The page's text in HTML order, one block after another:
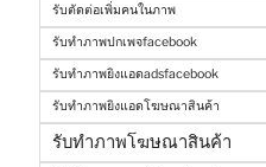
รับตัดต่อเพิ่มคนในภาพ
รับทำภาพปกเพจfacebook
รับทำภาพยิงแอดadsfacebook
รับทำภาพยิงแอดโฆษณาสินค้า
รับทำภาพโฆษณาสินค้า